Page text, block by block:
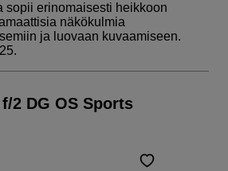
sopii erinomaisesti heikkoon
näkökulmia
ja luovaan kuvaamiseen.
2 DG OS Sports